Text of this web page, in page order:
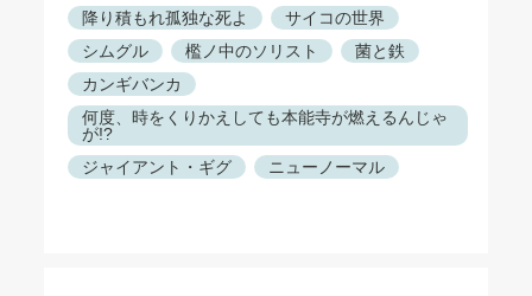
降り積もれ孤独な死よ
サイコの世界
シムグル
檻ノ中のソリスト
菌と鉄
カンギバンカ
何度、時をくりかえしても本能寺が燃えるんじゃ
が!?
ジャイアント・ギグ
ニューノーマル